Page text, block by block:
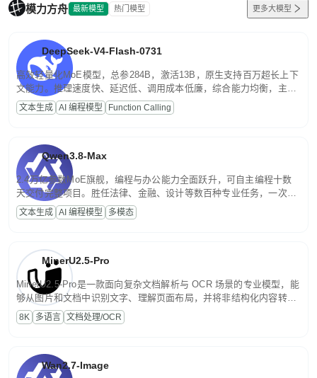
模力方舟 最新模型 热门模型 更多大模型
DeepSeek-V4-Flash-0731
高效轻量化MoE模型，总参284B，激活13B，原生支持百万超长上下
文能力。推理速度快、延迟低、调用成本低廉，综合能力均衡，主打
高并发、轻量化任务，适合日常对话、内容创作、基础 RAG、批量
文案处理等普惠刚需场景。
文本生成 AI 编程模型 Function Calling
Qwen3.8-Max
2.4万亿参数MoE旗舰，编程与办公能力全面跃升，可自主编程十数
天交付完整项目。胜任法律、金融、设计等数百种专业任务，一次对
话端到端交付生产级成果。原生视觉理解贯穿规划、执行与验证全流
程，支持超长文档与长视频的深度语义解析。长程任务中自主规划与
文本生成 AI 编程模型 多模态
MinerU2.5-Pro
MinerU2.5-Pro是一款面向复杂文档解析与 OCR 场景的专业模型，能
够从图片和文档中识别文字、理解页面布局，并将非结构化内容转换
为便于存储、检索和二次处理的结构化结果。
8K 多语言 文档处理/OCR
Wan2.7-Image